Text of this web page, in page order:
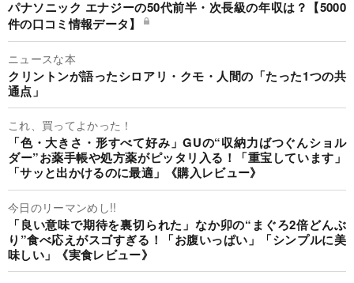
パナソニック エナジーの50代前半・次長級の年収は？【5000
件の口コミ情報データ】
ニュースな本
クリントンが語ったシロアリ・クモ・人間の「たった1つの共
通点」
これ、買ってよかった！
「色・大きさ・形すべて好み」GUの“収納力ばつぐんショル
ダー”お薬手帳や処方薬がピッタリ入る！「重宝しています」
「サッと出かけるのに最適」《購入レビュー》
今日のリーマンめし!!
「良い意味で期待を裏切られた」なか卯の“まぐろ2倍どんぶ
り”食べ応えがスゴすぎる！「お腹いっぱい」「シンプルに美
味しい」《実食レビュー》